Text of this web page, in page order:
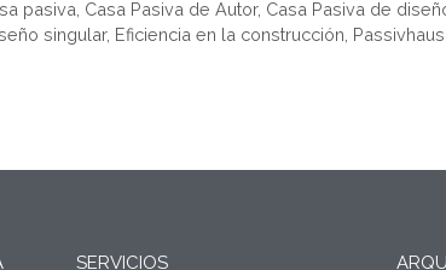
pasiva Casa Pasiva de Autor, Casa Pasiva de
singular, Eficiencia en la construcción Passivhaus
SERVICIOS